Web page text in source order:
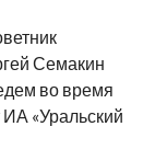
Семакин
во время
«Уральский